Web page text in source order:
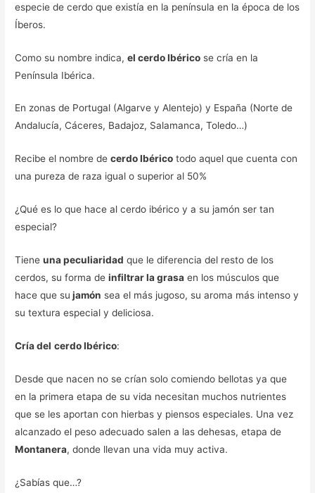
especie de cerdo que existía en la península en la época de los
Íberos.
Como su nombre indica,el cerdo Ibérico se cría en la
Península Ibérica.
En zonas de Portugal (Algarve y Alentejo) y España (Norte de
Andalucía, Cáceres, Badajoz, Salamanca, Toledo…)
Recibe el nombre decerdo Ibérico todo aquel que cuenta con
una pureza de raza igual o superior al 50%
¿Qué es lo que hace al cerdo ibérico y a su jamón ser tan
especial?
Tieneuna peculiaridad que le diferencia del resto de los
cerdos, su forma deinfiltrar la grasa en los músculos que
hace que su jamón sea el más jugoso, su aroma más intenso y
su textura especial y deliciosa.
Cría del cerdo Ibérico:
Desde que nacen no se crían solo comiendo bellotas ya que
en la primera etapa de su vida necesitan muchos nutrientes
que se les aportan con hierbas y piensos especiales. Una vez
alcanzado el peso adecuado salen a las dehesas, etapa de
Montanera, donde llevan una vida muy activa.
¿Sabías que…?